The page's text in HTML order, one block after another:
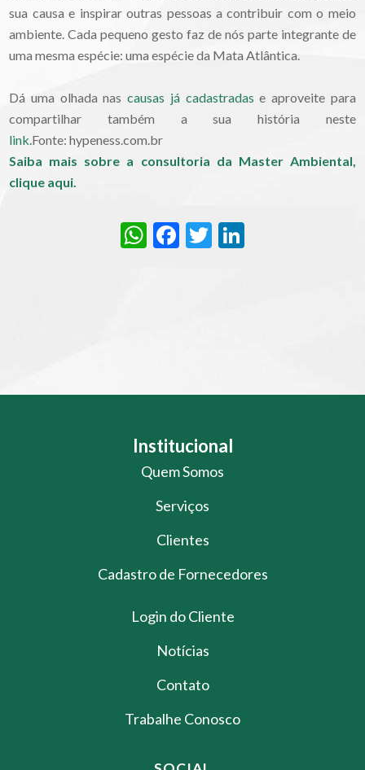
sua causa e inspirar outras pessoas a contribuir com o meio
ambiente. Cada pequeno gesto faz de nós parte integrante de
uma mesma espécie: uma espécie da Mata Atlântica.
Dá uma olhada nascausas já cadastradas e aproveite para
compartilhar também a sua história neste
link. Fonte: hypeness.com.br
Saiba mais sobre a consultoria da Master Ambiental,
clique aqui.
WhatsApp
Facebook
Twitter
Institucional
Quem Somos
Serviços
Clientes
Cadastro de Fornecedores
Login do Cliente
Notícias
Contato
Trabalhe Conosco